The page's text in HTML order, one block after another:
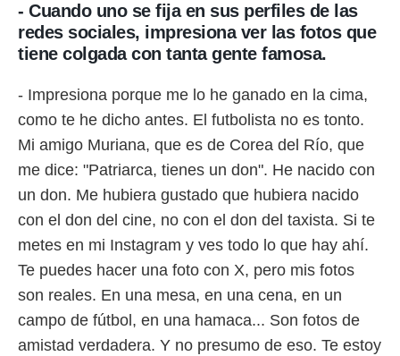
- Cuando uno se fija en sus perfiles de las
redes sociales, impresiona ver las fotos que
tiene colgada con tanta gente famosa.
- Impresiona porque me lo he ganado en la cima,
como te he dicho antes. El futbolista no es tonto.
Mi amigo Muriana, que es de Corea del Río, que
me dice: "Patriarca, tienes un don". He nacido con
un don. Me hubiera gustado que hubiera nacido
con el don del cine, no con el don del taxista. Si te
metes en mi Instagram y ves todo lo que hay ahí.
Te puedes hacer una foto con X, pero mis fotos
son reales. En una mesa, en una cena, en un
campo de fútbol, en una hamaca... Son fotos de
amistad verdadera. Y no presumo de eso. Te estoy